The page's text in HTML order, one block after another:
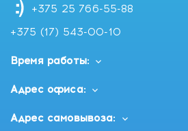
+375 25 766-55-88
+375 (17) 543-00-10
Время работы:
Адрес офиса:
Адрес самовывоза: